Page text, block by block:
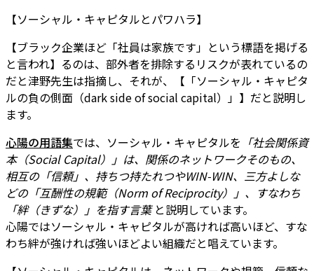
【ソーシャル・キャピタルとパワハラ】
【ブラック企業ほど「社員は家族です」という標語を掲げる
と言われ】るのは、部外者を排除するリスクが表れているの
だと津野先生は指摘し、それが、【「ソーシャル・キャピタ
ルの負の側面（dark side of social capital）」】だと説明し
ます。
心陽の用語集では、ソーシャル・キャピタルを 「社会関係資
本（Social Capital）」は、関係のネットワークそのもの、
相互の「信頼」、持ちつ持たれつやWIN-WIN、三方よしな
どの「互酬性の規範（Norm of Reciprocity）」、すなわち
「絆（きずな）」を指す言葉 と説明しています。
心陽ではソーシャル・キャピタルが高ければ高いほど、すな
わち絆が強ければ強いほどよい組織だと唱えています。